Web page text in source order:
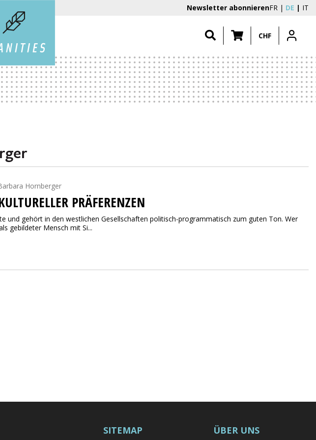
Newsletter abonnierenFR DE IT
CHF
Hornberger
PRÄFERENZEN
und gehört in den westlichen Gesellschaften politisch-programmatisch zum guten Ton. Wer
gebildeter Mensch mit Si...
SITEMAP ÜBER UNS